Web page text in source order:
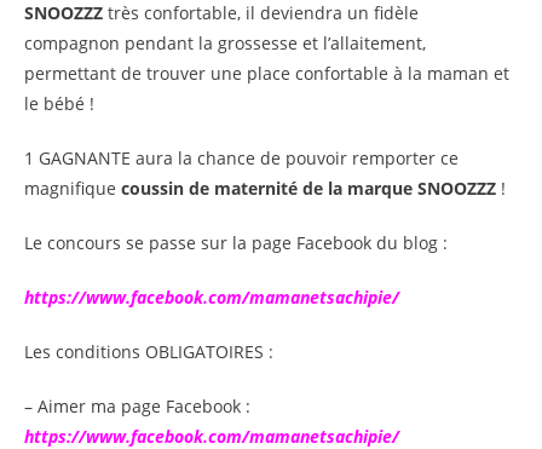
SNOOZZZ très confortable, il deviendra un fidèle
compagnon pendant la grossesse et l’allaitement,
permettant de trouver une place confortable à la maman et
le bébé !
1 GAGNANTE aura la chance de pouvoir remporter ce
magnifique coussin de maternité de la marque SNOOZZZ !
Le concours se passe sur la page Facebook du blog :
https://www.facebook.com/mamanetsachipie/
Les conditions OBLIGATOIRES :
– Aimer ma page Facebook :
https://www.facebook.com/mamanetsachipie/